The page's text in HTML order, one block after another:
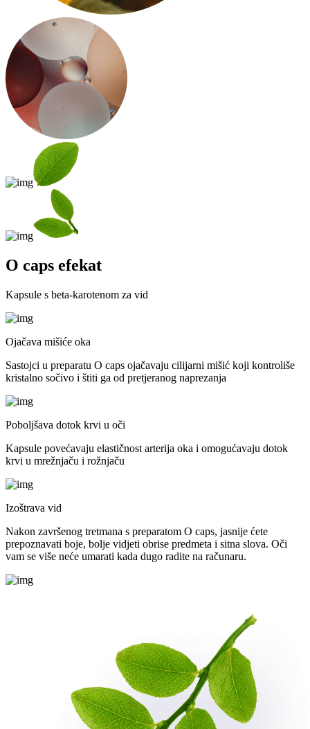
O caps efekat
Kapsule s beta-karotenom za vid
Ojačava mišiće oka
Sastojci u preparatu O caps ojačavaju cilijarni mišić koji kontroliše
kristalno sočivo i štiti ga od pretjeranog naprezanja
Poboljšava dotok krvi u oči
Kapsule povećavaju elastičnost arterija oka i omogućavaju dotok
krvi u mrežnjaču i rožnjaču
Izoštrava vid
Nakon završenog tretmana s preparatom O caps, jasnije ćete
prepoznavati boje, bolje vidjeti obrise predmeta i sitna slova. Oči
vam se više neće umarati kada dugo radite na računaru.